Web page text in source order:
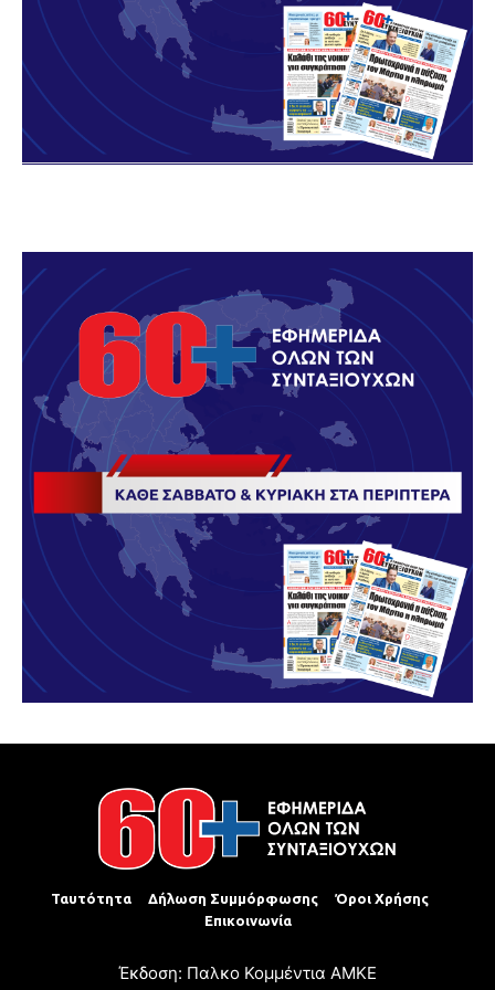
Ταυτότητα Δήλωση Συμμόρφωσης
Όροι Χρήσης
Επικοινωνία
Έκδοση: Παλκο Κομμέντια ΑΜΚΕ